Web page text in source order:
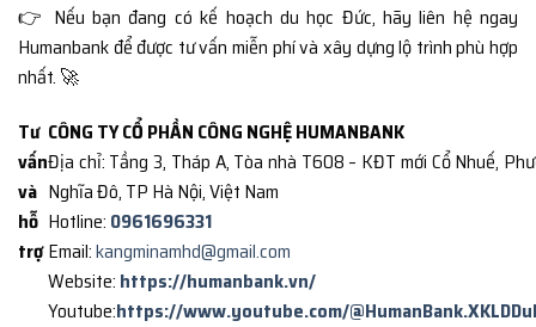
👉 Nếu bạn đang có kế hoạch du học Đức, hãy liên hệ ngay
Humanbank để được tư vấn miễn phí và xây dựng lộ trình phù hợp
nhất. 🚀
Tư
vấn
và
hỗ
trợ
CÔNG TY CỔ PHẦN CÔNG NGHỆ HUMANBANK
Địa chỉ: Tầng 3, Tháp A, Tòa nhà T608 – KĐT mới Cổ Nhuế,
Nghĩa Đô, TP Hà Nội, Việt Nam
Hotline: 0961696331
Email:kangminamhd@gmail.com
Website: https://humanbank.vn/
Youtube:https://www.youtube.com/